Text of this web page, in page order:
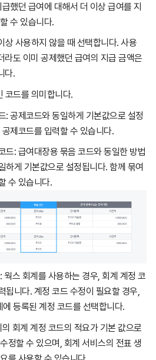
했던 급여에 대해서 더 이상 급여를 지
수 있습니다.
상 사용하지 않을 때 선택합니다. 사용
라도 이미 공제했던 급여의 지급 금액은
다.
코드를 의미합니다.
: 공제코드와 동일하게 기본값으로 설정
제코드를 입력할 수 있습니다.
드: 급여대장용 묶음 코드와 동일한 방법
하게 기본값으로 설정됩니다. 함께 묶여
수 있습니다.
웍스 회계를 사용하는 경우, 회계 계정 코
됩니다. 계정 코드 수정이 필요할 경우,
등록된 계정 코드를 선택합니다.
회계 계정 코드의 적요가 기본 값으로
정할 수 있으며, 회계 서비스의 전표 생